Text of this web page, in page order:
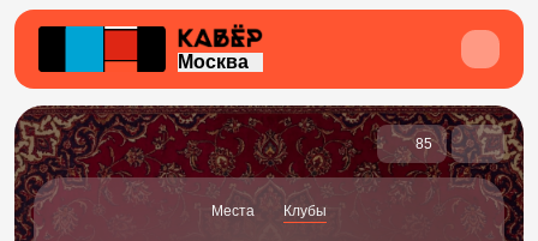
Москва
85
Места Клубы